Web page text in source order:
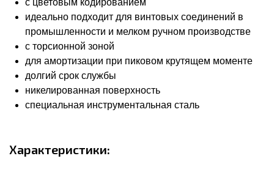
с цветовым кодированием
идеально подходит для винтовых соединений в
промышленности и мелком ручном производстве
с торсионной зоной
для амортизации при пиковом крутящем моменте
долгий срок службы
никелированная поверхность
специальная инструментальная сталь
Характеристики: